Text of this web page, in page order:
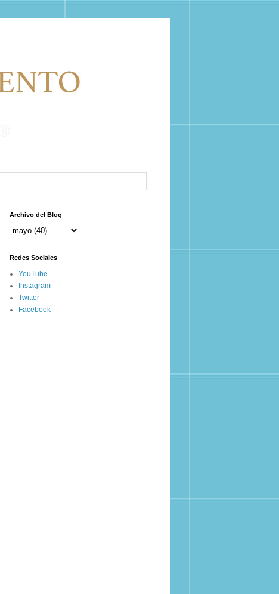
Archivo del Blog
Redes Sociales
YouTube
Instagram
Twitter
Facebook